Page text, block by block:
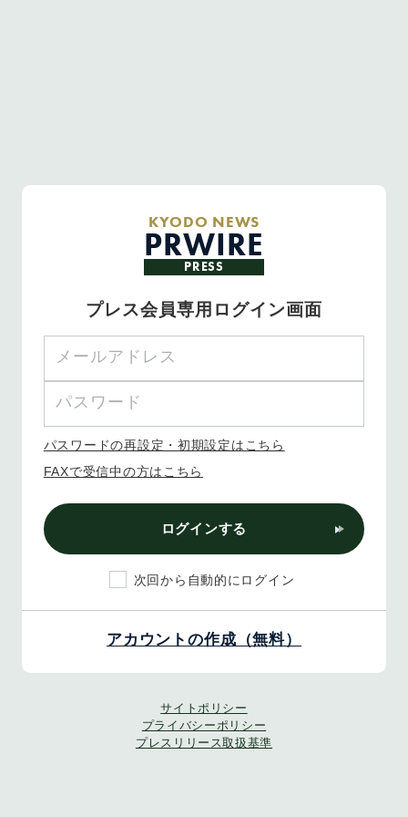
KYODO NEWS
PRWIRE
PRESS
プレス会員専用ログイン画面
パスワードの再設定・初期設定はこちら
FAXで受信中の方はこちら
ログインする
次回から自動的にログイン
アカウントの作成（無料）
サイトポリシー
プライバシーポリシー
プレスリリース取扱基準